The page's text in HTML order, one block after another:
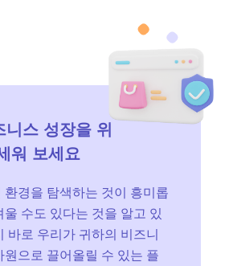
니스 성장을 위
워 보세요
환경을 탐색하는 것이 흥미롭
울 수도 있다는 것을 알고 있
바로 우리가 귀하의 비즈니
원으로 끌어올릴 수 있는 플